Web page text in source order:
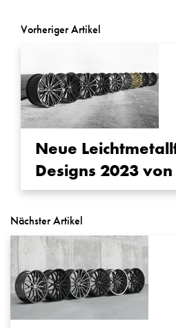
Vorheriger Artikel
Neue
Designs 2023 von
Nächster Artikel